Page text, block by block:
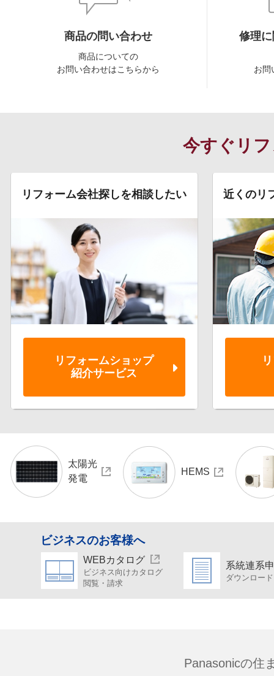
商品の問い合わせ
商品についての
お問い合わせはこちらから
修理
お問
今すぐリ
リフォーム会社探しを相談したい
リフォームショップ
紹介サービス
近くのリ
太陽光
発電
HEMS
ビジネスのお客様へ
WEBカタログ
ビジネス向けカタログ
閲覧・請求
系統連系
ダウンロード
Panasonicの住